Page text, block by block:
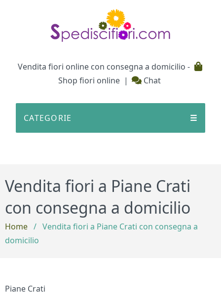
Vendita fiori online con consegna a domicilio -
Shop fiori online | Chat
CATEGORIE ☰
Vendita fiori a Piane Crati
con consegna a domicilio
Home / Vendita fiori a Piane Crati con consegna a
domicilio
Piane Crati